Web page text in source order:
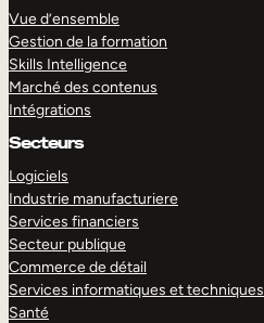
Vue d’ensemble
Gestion de la formation
Skills Intelligence
Marché des contenus
Intégrations
Secteurs
Logiciels
Industrie manufacturiere
Services financiers
Secteur publique
Commerce de détail
Services informatiques et techniques
Santé